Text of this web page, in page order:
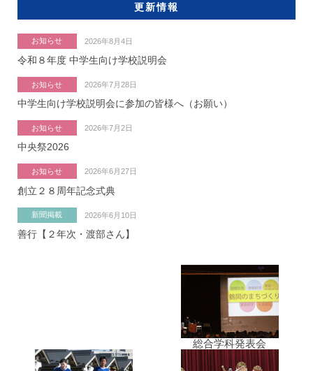
更新情報
お知らせ 2026年8月4日
令和８年度 中学生向け学校説明会
お知らせ 2026年7月28日
中学生向け学校説明会に参加の皆様へ（お願い）
お知らせ 2026年7月2日
中央祭2026
お知らせ 2026年6月27日
創立２８周年記念式典
新聞掲載 2026年6月10日
善行【２年次・渡部さん】
総合学科発表会